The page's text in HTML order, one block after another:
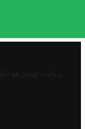
تروفيت تونس هو